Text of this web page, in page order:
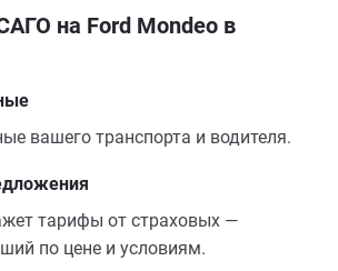
на Ford Mondeo в
вашего транспорта и водителя.
тарифы от страховых —
по цене и условиям.